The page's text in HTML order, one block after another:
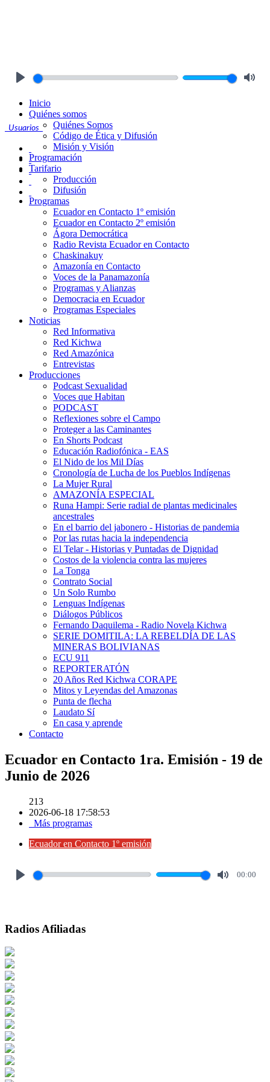
Usuarios
Inicio
Quiénes somos
Quiénes Somos
Código de Ética y Difusión
Misión y Visión
Programación
Tarifario
Producción
Difusión
Programas
Ecuador en Contacto 1º emisión
Ecuador en Contacto 2º emisión
Ágora Democrática
Radio Revista Ecuador en Contacto
Chaskinakuy
Amazonía en Contacto
Voces de la Panamazonía
Programas y Alianzas
Democracia en Ecuador
Programas Especiales
Noticias
Red Informativa
Red Kichwa
Red Amazónica
Entrevistas
Producciones
Podcast Sexualidad
Voces que Habitan
PODCAST
Reflexiones sobre el Campo
Proteger a las Caminantes
En Shorts Podcast
Educación Radiofónica - EAS
El Nido de los Mil Días
Cronología de Lucha de los Pueblos Indígenas
La Mujer Rural
AMAZONÍA ESPECIAL
Runa Hampi: Serie radial de plantas medicinales
ancestrales
En el barrio del jabonero - Historias de pandemia
Por las rutas hacia la independencia
El Telar - Historias y Puntadas de Dignidad
Costos de la violencia contra las mujeres
La Tonga
Contrato Social
Un Solo Rumbo
Lenguas Indígenas
Diálogos Públicos
Fernando Daquilema - Radio Novela Kichwa
SERIE DOMITILA: LA REBELDÍA DE LAS
MINERAS BOLIVIANAS
ECU 911
REPORTERATÓN
20 Años Red Kichwa CORAPE
Mitos y Leyendas del Amazonas
Punta de flecha
Laudato Sí
En casa y aprende
Contacto
Ecuador en Contacto 1ra. Emisión - 19 de
Junio de 2026
213
2026-06-18 17:58:53
Más programas
Ecuador en Contacto 1º emisión
00:00
Radios Afiliadas